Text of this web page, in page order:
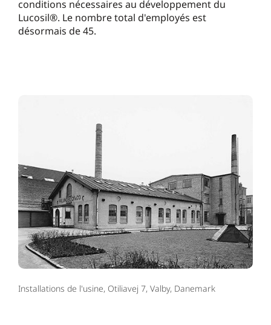
conditions nécessaires au développement du
Lucosil®. Le nombre total d'employés est
désormais de 45.
Installations de l'usine, Otiliavej 7, Valby, Danemark